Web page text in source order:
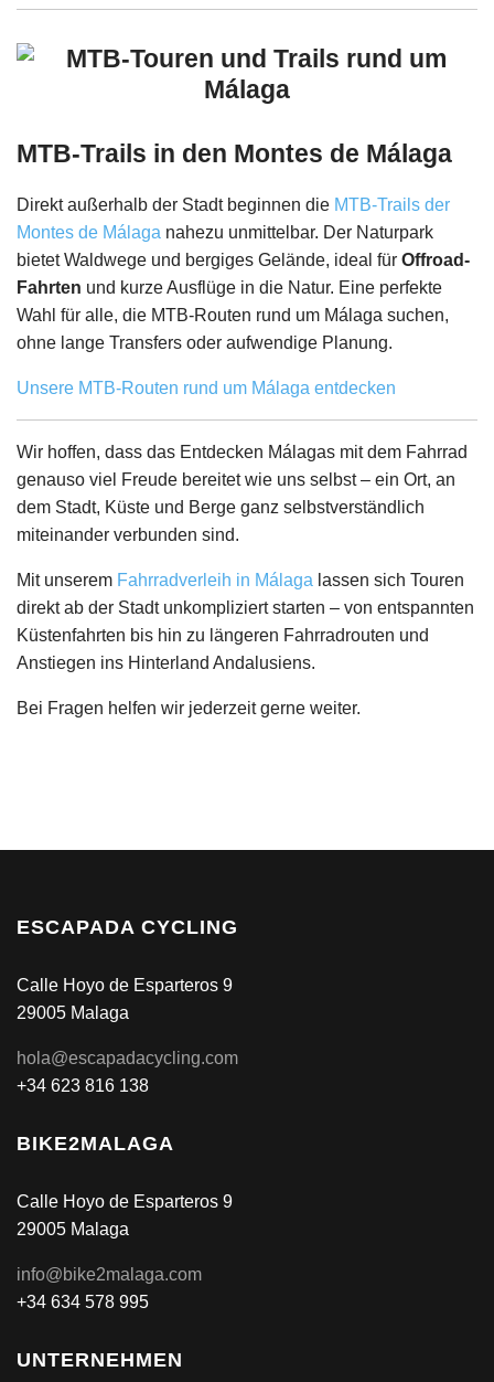
MTB-Trails in den Montes de Málaga
Direkt außerhalb der Stadt beginnen die MTB-Trails der
Montes de Málaga nahezu unmittelbar. Der Naturpark
bietet Waldwege und bergiges Gelände, ideal für Offroad-
Fahrten und kurze Ausflüge in die Natur. Eine perfekte
Wahl für alle, die MTB-Routen rund um Málaga suchen,
ohne lange Transfers oder aufwendige Planung.
Unsere MTB-Routen rund um Málaga entdecken
Wir hoffen, dass das Entdecken Málagas mit dem Fahrrad
genauso viel Freude bereitet wie uns selbst – ein Ort, an
dem Stadt, Küste und Berge ganz selbstverständlich
miteinander verbunden sind.
Mit unserem Fahrradverleih in Málaga lassen sich Touren
direkt ab der Stadt unkompliziert starten – von entspannten
Küstenfahrten bis hin zu längeren Fahrradrouten und
Anstiegen ins Hinterland Andalusiens.
Bei Fragen helfen wir jederzeit gerne weiter.
ESCAPADA CYCLING
Calle Hoyo de Esparteros 9
29005 Malaga
hola@escapadacycling.com
+34 623 816 138
BIKE2MALAGA
Calle Hoyo de Esparteros 9
29005 Malaga
info@bike2malaga.com
+34 634 578 995
UNTERNEHMEN